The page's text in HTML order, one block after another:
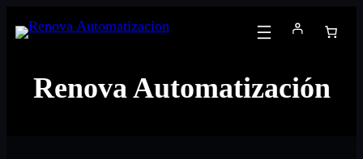
Saltar
al
Renova Automatización